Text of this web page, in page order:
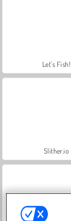
Let's Fish!
Slither.io